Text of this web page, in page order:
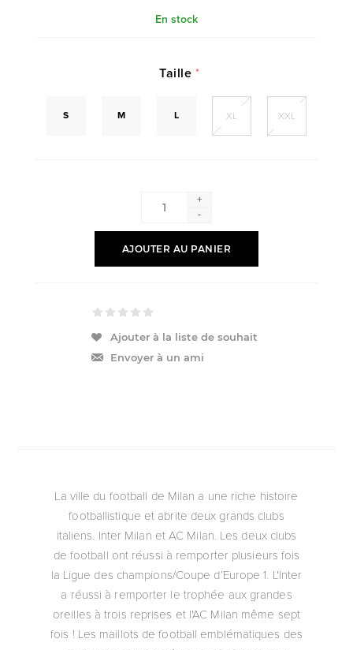
En stock
Taille *
S M L XL XXL
+
-
AJOUTER AU PANIER
Ajouter à la liste de souhait
Envoyer à un ami
La ville du football de Milan a une riche histoire
footballistique et abrite deux grands clubs
italiens. Inter Milan et AC Milan. Les deux clubs
de football ont réussi à remporter plusieurs fois
la Ligue des champions/Coupe d’Europe 1. L'Inter
a réussi à remporter le trophée aux grandes
oreilles à trois reprises et l'AC Milan même sept
fois ! Les maillots de football emblématiques des